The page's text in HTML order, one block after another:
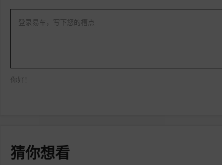
登录易车，写下您的槽点
你好！
猜你想看